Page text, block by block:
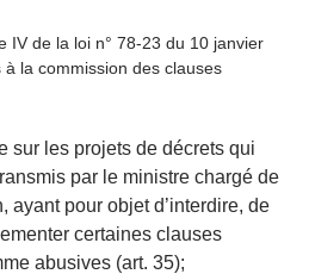
IV de la loi n° 78-23 du 10 janvier
la commission des clauses
sur les projets de décrets qui
par le ministre chargé de
ayant pour objet d’interdire, de
certaines clauses
abusives (art. 35);